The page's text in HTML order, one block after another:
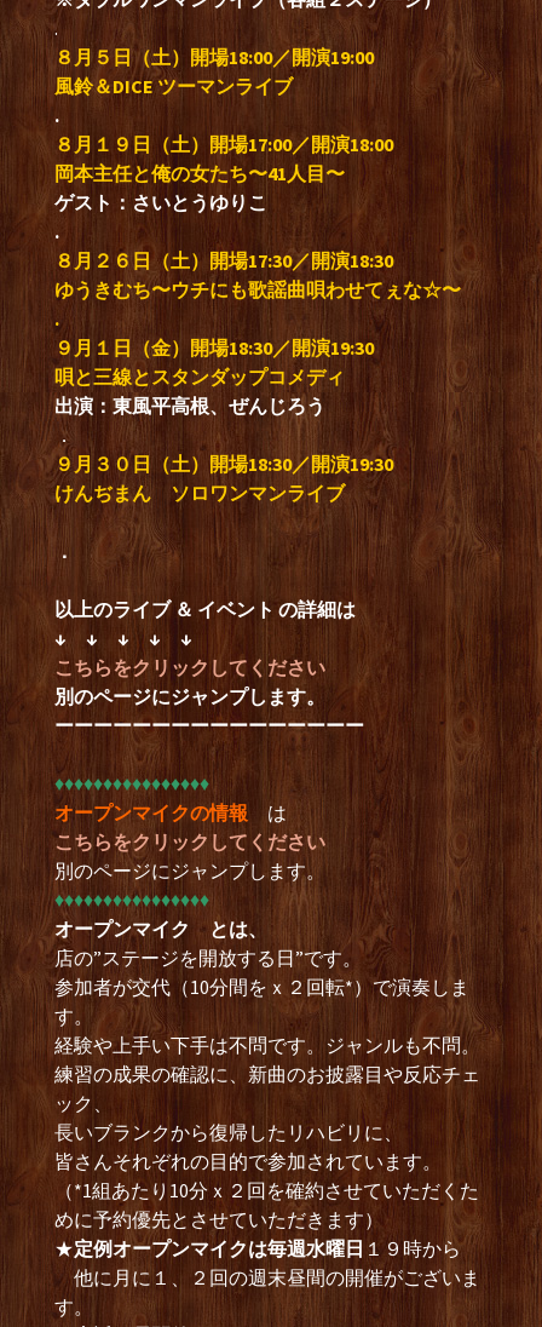
.
８月５日（土）開場18:00／開演19:00
風鈴＆DICE ツーマンライブ
.
８月１９ 日（土）開場17:00／開演18:00
岡本主任と俺の女たち〜41人目〜
ゲスト：さいとうゆりこ
.
８月２６ 日（土）開場17:30／開演18:30
ゆうきむち〜ウチにも歌謡曲唄わせてぇな☆〜
.
９月１ 日（金）開場18:30／開演19:30
唄と三線とスタンダップコメディ
出演：東風平高根、ぜんじろう
．
９月３０ 日（土）開場18:30／開演19:30
けんぢまん ソロワンマンライブ
．
以上のライブ ＆ イベント の詳細は
↓ ↓ ↓ ↓ ↓
こちらをクリックしてください
別のページにジャンプします。
ーーーーーーーーーーーーーーーー
♦︎♦︎♦︎♦︎♦︎♦︎♦︎♦︎♦︎♦︎♦︎♦︎♦︎♦︎♦︎♦︎
オープンマイクの情報 は
こちらをクリックしてください
別のページにジャンプします。
♦︎♦︎♦︎♦︎♦︎♦︎♦︎♦︎♦︎♦︎♦︎♦︎♦︎♦︎♦︎♦︎
オープンマイク とは、
店の”ステージを開放する日”です。
参加者が交代（10分間をｘ２回転*）で演奏しま
す。
経験や上手い下手は不問です。ジャンルも不問。
練習の成果の確認に、新曲のお披露目や反応チェ
ック、
長いブランクから復帰したリハビリに、
皆さんそれぞれの目的で参加されています。
（*1組あたり10分ｘ２回を確約させていただくた
めに予約優先とさせていただきます）
★定例オープンマイクは毎週水曜日 １９時から
他に月に１、２回の週末昼間の開催がございま
す。